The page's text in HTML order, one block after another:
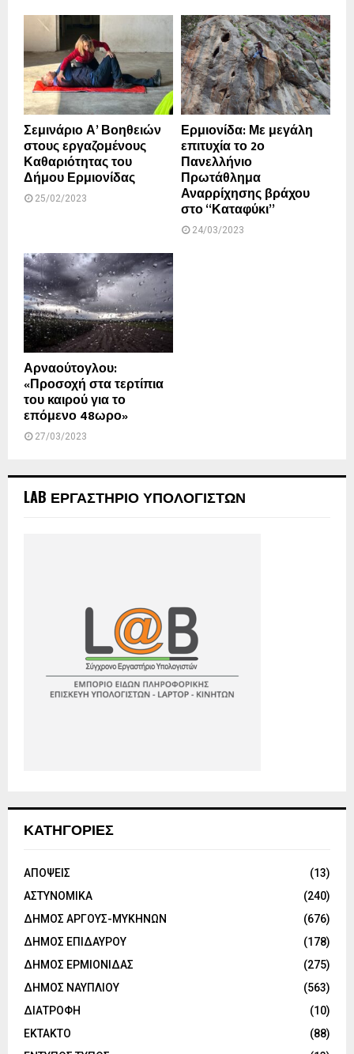
Σεμινάριο Α’ Βοηθειών
στους εργαζομένους
Καθαριότητας του
Δήμου Ερμιονίδας
25/02/2023
Ερμιονίδα: Με μεγάλη
επιτυχία το 2ο
Πανελλήνιο
Πρωτάθλημα
Αναρρίχησης βράχου
στο “Καταφύκι”
24/03/2023
Αρναούτογλου:
«Προσοχή στα τερτίπια
του καιρού για το
επόμενο 48ωρο»
27/03/2023
LAB ΕΡΓΑΣΤΗΡΙΟ ΥΠΟΛΟΓΙΣΤΩΝ
ΚΑΤΗΓΟΡΙΕΣ
ΑΠΟΨΕΙΣ
(13)
ΑΣΤΥΝΟΜΙΚΑ
(240)
ΔΗΜΟΣ ΑΡΓΟΥΣ-ΜΥΚΗΝΩΝ
(676)
ΔΗΜΟΣ ΕΠΙΔΑΥΡΟΥ
(178)
ΔΗΜΟΣ ΕΡΜΙΟΝΙΔΑΣ
(275)
ΔΗΜΟΣ ΝΑΥΠΛΙΟΥ
(563)
ΔΙΑΤΡΟΦΗ
(10)
ΕΚΤΑΚΤΟ
(88)